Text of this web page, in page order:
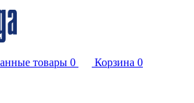
товары 0 Корзина 0